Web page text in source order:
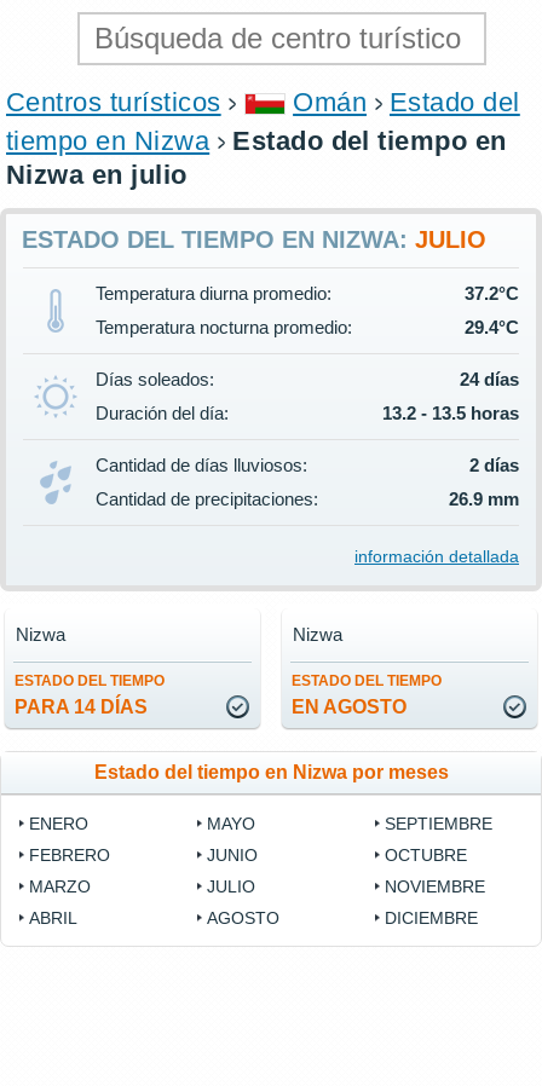
Centros turísticos Omán
Estado del
tiempo en Nizwa
Estado del tiempo en
Nizwa en julio
ESTADO DEL TIEMPO EN NIZWA: JULIO
Temperatura diurna promedio:
37.2°C
Temperatura nocturna promedio:
29.4°C
Días soleados:
24 días
Duración del día:
13.2 - 13.5 horas
Cantidad de días lluviosos:
2 días
Cantidad de precipitaciones:
26.9 mm
información detallada
ESTADO DEL TIEMPO
PARA 14 DÍAS
Nizwa
ESTADO DEL TIEMPO
EN AGOSTO
Nizwa
Estado del tiempo en Nizwa por meses
ENERO
FEBRERO
MARZO
ABRIL
MAYO
JUNIO
JULIO
AGOSTO
SEPTIEMBRE
OCTUBRE
NOVIEMBRE
DICIEMBRE